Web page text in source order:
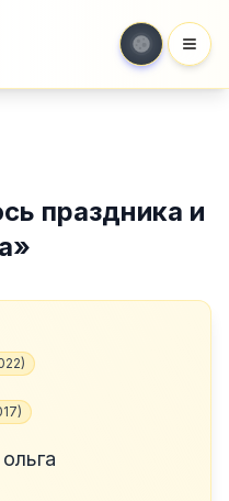
праздника и
»
)
)